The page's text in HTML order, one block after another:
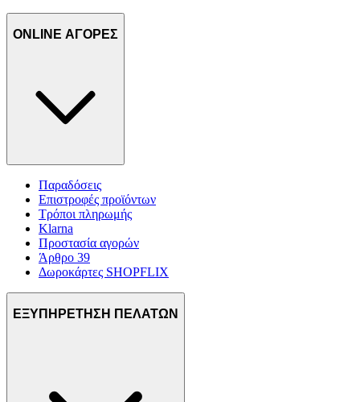
ONLINE ΑΓΟΡΕΣ
Παραδόσεις
Επιστροφές προϊόντων
Τρόποι πληρωμής
Klarna
Προστασία αγορών
Άρθρο 39
Δωροκάρτες SHOPFLIX
ΕΞΥΠΗΡΕΤΗΣΗ ΠΕΛΑΤΩΝ